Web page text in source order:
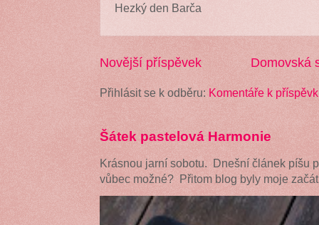
Hezký den Barča
Novější příspěvek Domovská
Přihlásit se k odběru: Komentáře k
Šátek pastelová Harmonie
Krásnou jarní sobotu. Dnešní článek píšu
vůbec možné? Přitom blog byly moje